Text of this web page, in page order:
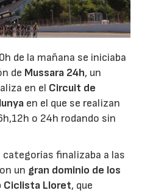
de la mañana se iniciaba
de Mussara 24h, un
en el Circuit de
en el que se realizan
o 24h rodando sin
categorías finalizaba a las
un gran dominio de los
Ciclista Lloret, que